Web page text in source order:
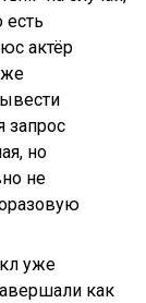
есть
актёр
же
запрос
но
не
уже
как